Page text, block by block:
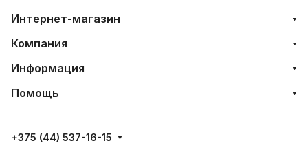
Интернет-магазин
Компания
Информация
Помощь
+375 (44) 537-16-15